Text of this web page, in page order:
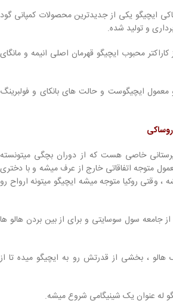
ایچیگو یکی از جدیدترین محصولات کمپانی گود
و تولید شده.
۱۰ سانتی از کاراکتر محبوب ایچیگو قهرمان اصلی انیمه و مانگای
معمول ایچیگوست و حالت های بانکای و فولبرینگ
خاصی هست که از دوران بچگی میتونسته
متوجه اتفاقاتی خارج از عرف میشه و با دختری
، وقتی روکیا متوجه میشه ایچیگو میتونه ارواح رو
جامعه سول سوسایتی و برای از بین بردن هالو ها
هالو ، بخشی از قدرتش رو به ایچیگو میده تا از
له عنوان یک شینیگامی شروع میشه.